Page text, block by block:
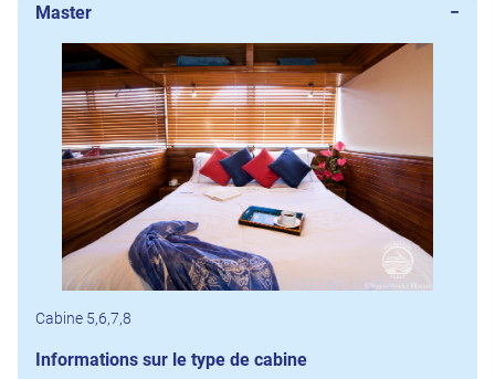
Master
Cabine 5,6,7,8
Informations sur le type de cabine